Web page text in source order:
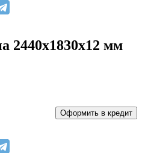
мм
Оформить в кредит